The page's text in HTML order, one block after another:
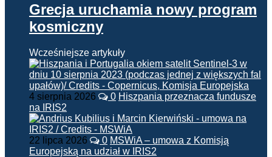
Grecja uruchamia nowy program
kosmiczny
Wcześniejsze artykuły
4 sierpnia 2026 0 Hiszpania przeznacza fundusze
na IRIS2
22 lipca 2026 0 MSWiA – umowa z Komisją
Europejską na udział w IRIS2